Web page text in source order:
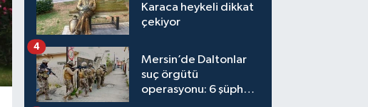
Karaca heykeli dikkat
çekiyor
Mersin’de Daltonlar
suç örgütü
operasyonu: 6 şüpheli
4